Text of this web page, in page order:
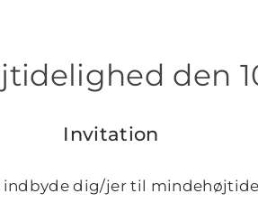
den
Invitation
indbyde dig/jer til